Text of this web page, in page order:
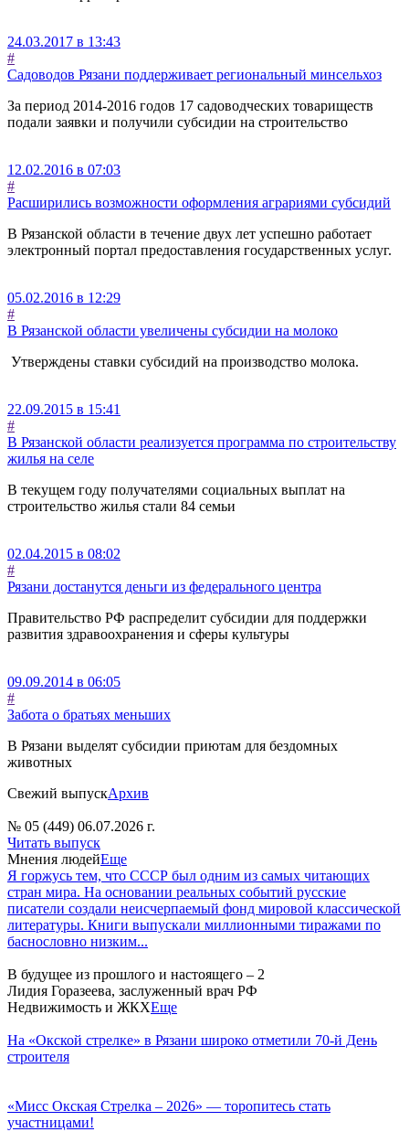
24.03.2017 в 13:43
#
Садоводов Рязани поддерживает региональный минсельхоз
За период 2014-2016 годов 17 садоводческих товариществ
подали заявки и получили субсидии на строительство
12.02.2016 в 07:03
#
Расширились возможности оформления аграриями субсидий
В Рязанской области в течение двух лет успешно работает
электронный портал предоставления государственных услуг.
05.02.2016 в 12:29
#
В Рязанской области увеличены субсидии на молоко
Утверждены ставки субсидий на производство молока.
22.09.2015 в 15:41
#
В Рязанской области реализуется программа по строительству
жилья на селе
В текущем году получателями социальных выплат на
строительство жилья стали 84 семьи
02.04.2015 в 08:02
#
Рязани достанутся деньги из федерального центра
Правительство РФ распределит субсидии для поддержки
развития здравоохранения и сферы культуры
09.09.2014 в 06:05
#
Забота о братьях меньших
В Рязани выделят субсидии приютам для бездомных
животных
Свежий выпускАрхив
№ 05 (449) 06.07.2026 г.
Читать выпуск
Мнения людейЕще
Я горжусь тем, что СССР был одним из самых читающих
стран мира. На основании реальных событий русские
писатели создали неисчерпаемый фонд мировой классической
литературы. Книги выпускали миллионными тиражами по
баснословно низким...
В будущее из прошлого и настоящего – 2
Лидия Горазеева, заслуженный врач РФ
Недвижимость и ЖКХЕще
На «Окской стрелке» в Рязани широко отметили 70-й День
строителя
«Мисс Окская Стрелка – 2026» — торопитесь стать
участницами!